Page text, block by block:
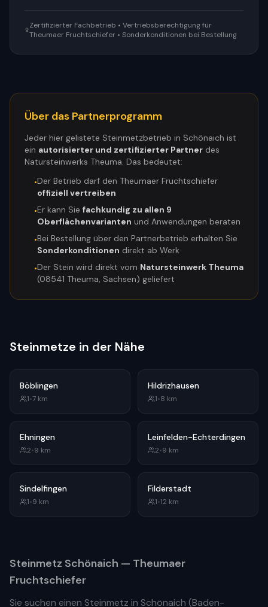
Zertifizierter Fachbetrieb • Vertriebsberechtigung für
Theumaer Fruchtschiefer • Sonderkonditionen bei Bestellung
Über das Partnerprogramm
Jeder hier gelistete Steinmetzbetrieb in Schönaich ist
ein autorisierter und zertifizierter Partner des
Natursteinwerks Theuma. Das bedeutet:
•Der Betrieb darf den Theumaer Fruchtschiefer
offiziell vertreiben
•Er kann Sie fachkundig zu allen 9
Oberflächenvarianten und Anwendungen beraten
•Bei Bestellung über den Partnerbetrieb erhalten Sie
Sonderkonditionen direkt ab Werk
•Der Stein wird direkt vom Natursteinwerk Theuma
(08541 Theuma, Sachsen) geliefert
Steinmetze in der Nähe
Böblingen
1•7 km
Hildrizhausen
1•8 km
Ehningen
2•9 km
Leinfelden-Echterdingen
2•9 km
Sindelfingen
1•9 km
Filderstadt
1•12 km
Steinmetz Schönaich — Theumaer
Fruchtschiefer
Sie suchen einen Steinmetz in Schönaich (Baden-